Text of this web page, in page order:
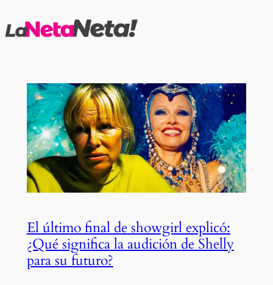
al
El último final de showgirl explicó:
¿Qué significa la audición de Shelly
para su futuro?